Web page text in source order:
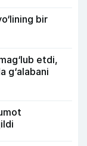
bir
etdi,
g‘alabani